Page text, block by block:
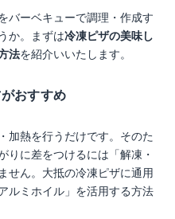
バーベキューで調理・作成す
か。まずは冷凍ピザの美味し
法を紹介いいたします。
おすすめ
加熱を行うだけです。そのた
りに差をつけるには「解凍・
せん。大抵の冷凍ピザに通用
ルミホイル」を活用する方法